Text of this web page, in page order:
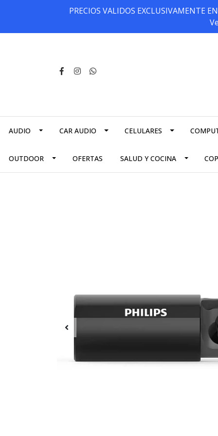
PRECIOS VALIDOS EXCLUSIVAMENTE
AUDIO CAR AUDIO CELULARES
OUTDOOR OFERTAS SALUD Y COCINA